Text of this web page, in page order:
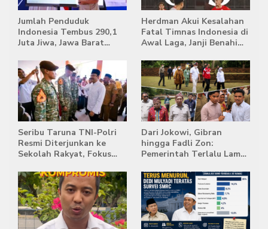
Jumlah Penduduk
Indonesia Tembus 290,1
Juta Jiwa, Jawa Barat
Terpadat
Herdman Akui Kesalahan
Fatal Timnas Indonesia di
Awal Laga, Janji Benahi
Singapura
Seribu Taruna TNI-Polri
Resmi Diterjunkan ke
Sekolah Rakyat, Fokus
Kemandirian Siswa
Dari Jokowi, Gibran
hingga Fadli Zon:
Pemerintah Terlalu Lama
Stockpile Batu Bara Masih
Mengepung Candi Muaro
Jambi